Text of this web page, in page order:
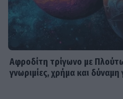
Αφροδίτη τρίγωνο με
γνωριμίες, χρήμα και δύναμη